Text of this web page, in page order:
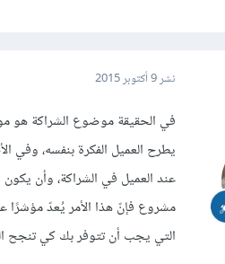
نشر9 أكتوبر 2015
في الحقيقة موضوع الشراكة
يطرح العميل الفكرة بنفسه، وفي
عند العميل في الشراكة، وأن
مشروع فإنّ هذا الأمر يُعدّ مؤشرًا
التي يجب أن تتوفر بك كي تنجح